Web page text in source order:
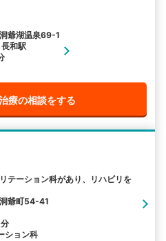
爺湖温泉69-1
和駅
療の相談をする
テーション科があり、リハビリを
爺町54-41
ション科